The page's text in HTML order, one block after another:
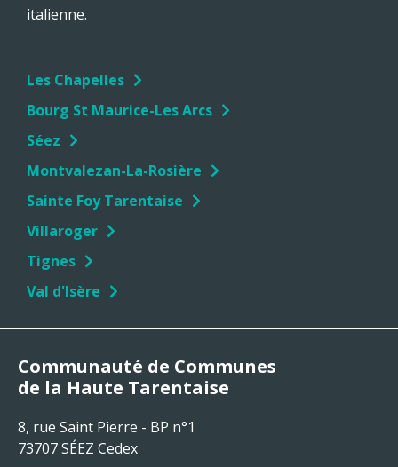
italienne.
Les Chapelles
Bourg St Maurice-Les Arcs
Séez
Montvalezan-La-Rosière
Sainte Foy Tarentaise
Villaroger
Tignes
Val d'Isère
Communauté de Communes
de la Haute Tarentaise
8, rue Saint Pierre - BP n°1
73707 SÉEZ Cedex